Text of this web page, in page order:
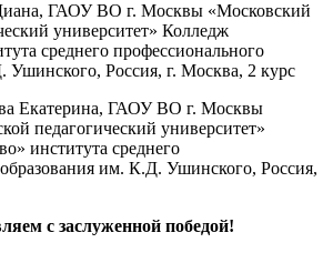
ГАОУ ВО г. Москвы «Московский
университет» Колледж
среднего профессионального
Ушинского, Россия, г. Москва, 2 курс
Екатерина, ГАОУ ВО г. Москвы
педагогический университет»
института среднего
им. К.Д. Ушинского, Россия,
с заслуженной победой!